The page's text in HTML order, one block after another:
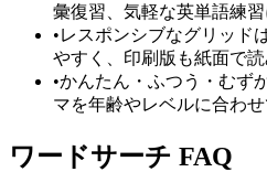
彙復習、気軽な英単語練習
•レスポンシブなグリッド
やすく、印刷版も紙面で読
•かんたん・ふつう・むず
マを年齢やレベルに合わせ
ワードサーチ FAQ